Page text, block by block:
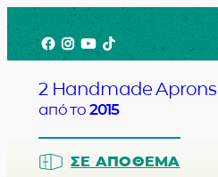
Μετάβαση
στο
περιεχόμενο
Facebook
Instagram
YouTube
TikTok
2 Handmade Aprons
από το 2015
ΣΕ ΑΠΌΘΕΜΑ